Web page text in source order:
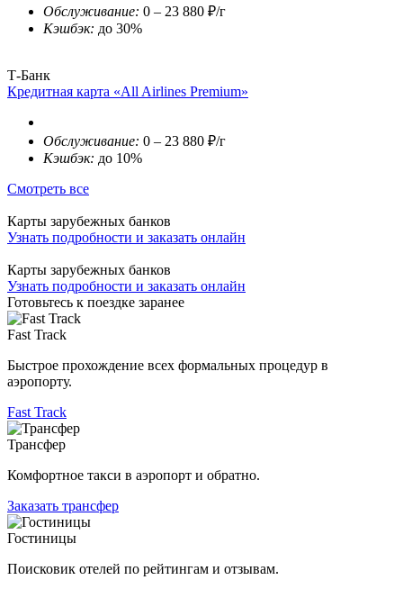
Обслуживание: 0 – 23 880 ₽/г
Кэшбэк: до 30%
Т-Банк
Кредитная карта «All Airlines Premium»
Обслуживание: 0 – 23 880 ₽/г
Кэшбэк: до 10%
Смотреть все
Карты зарубежных банков
Узнать подробности и заказать онлайн
Карты зарубежных банков
Узнать подробности и заказать онлайн
Готовьтесь к поездке заранее
Fast Track
Быстрое прохождение всех формальных процедур в
аэропорту.
Fast Track
Трансфер
Комфортное такси в аэропорт и обратно.
Заказать трансфер
Гостиницы
Поисковик отелей по рейтингам и отзывам.